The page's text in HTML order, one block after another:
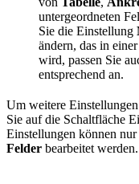
untergeordneten
Sie die Einstellung
ändern, das in
wird, passen Sie
entsprechend an.
Um weitere
Sie auf die Schaltfläche
Einstellungen können
Felder bearbeitet werden.